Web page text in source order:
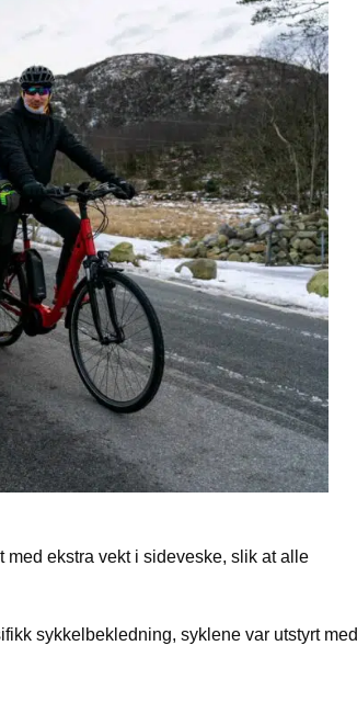
ekstra vekt i sideveske, slik at alle
sykkelbekledning, syklene var utstyrt med